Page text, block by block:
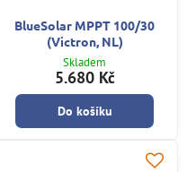
BlueSolar MPPT 100/30
(Victron, NL)
Skladem
5.680 Kč
Do košíku